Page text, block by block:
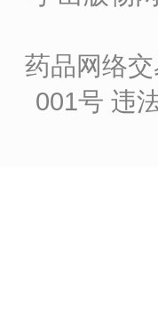
药品网络
001号 违